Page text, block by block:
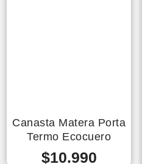
Canasta Matera Porta
Termo Ecocuero
$10.990